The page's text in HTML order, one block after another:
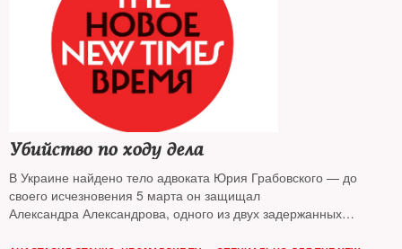
Убийство по ходу дела
В Украине найдено тело адвоката Юрия Грабовского — до
своего исчезновения 5 марта он защищал
Александра Александрова, одного из двух задержанных